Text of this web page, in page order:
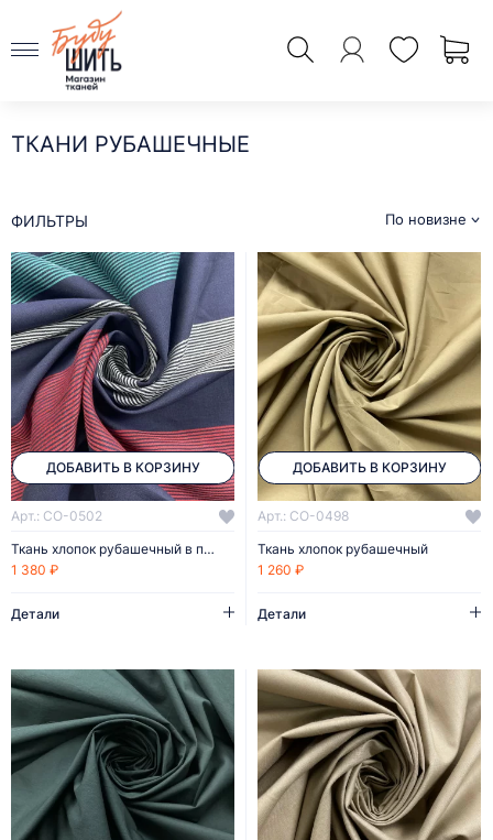
ТКАНИ РУБАШЕЧНЫЕ
По новизне
ФИЛЬТРЫ
ДОБАВИТЬ В КОРЗИНУ
Арт.: CO-0502
Ткань хлопок рубашечный в полоску
1 380 ₽
Детали
ДОБАВИТЬ В КОРЗИНУ
Арт.: CO-0498
Ткань хлопок рубашечный
1 260 ₽
Детали